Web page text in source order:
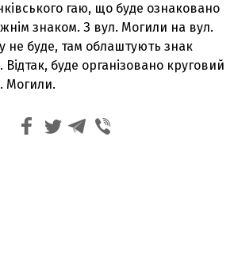
гаю, що буде ознаковано
знаком. З вул. Могили на вул.
не буде, там облаштують знак
буде організовано круговий
Могили.